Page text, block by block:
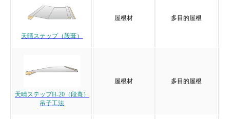
天晴ステップ（段葺）
屋根材 多目的屋根
天晴ステップH-20（段葺）
吊子工法
屋根材 多目的屋根